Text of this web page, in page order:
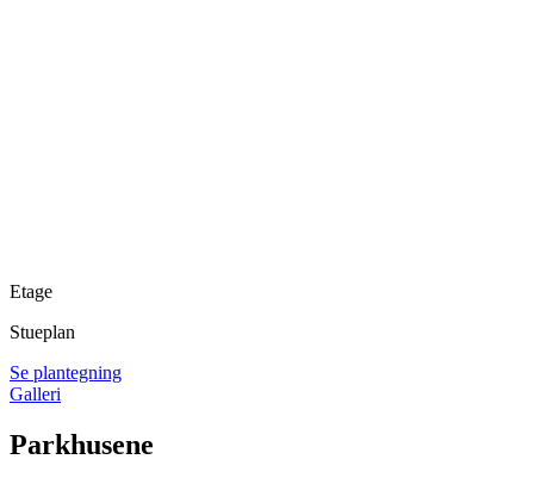
Etage
Stueplan
Se plantegning
Galleri
Parkhusene